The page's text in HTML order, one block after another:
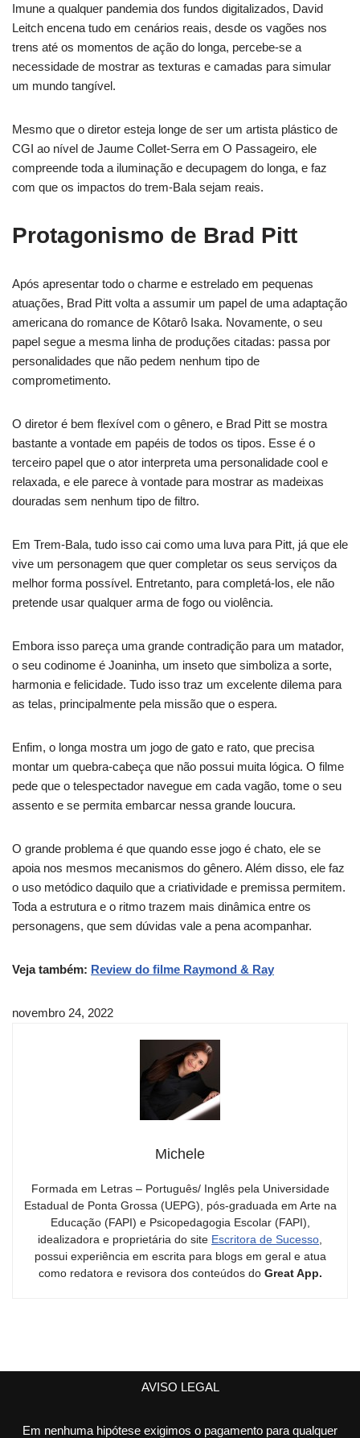
Imune a qualquer pandemia dos fundos digitalizados, David
Leitch encena tudo em cenários reais, desde os vagões nos
trens até os momentos de ação do longa, percebe-se a
necessidade de mostrar as texturas e camadas para simular
um mundo tangível.
Mesmo que o diretor esteja longe de ser um artista plástico de
CGI ao nível de Jaume Collet-Serra em O Passageiro, ele
compreende toda a iluminação e decupagem do longa, e faz
com que os impactos do trem-Bala sejam reais.
Protagonismo de Brad Pitt
Após apresentar todo o charme e estrelado em pequenas
atuações, Brad Pitt volta a assumir um papel de uma adaptação
americana do romance de Kôtarô Isaka. Novamente, o seu
papel segue a mesma linha de produções citadas: passa por
personalidades que não pedem nenhum tipo de
comprometimento.
O diretor é bem flexível com o gênero, e Brad Pitt se mostra
bastante a vontade em papéis de todos os tipos. Esse é o
terceiro papel que o ator interpreta uma personalidade cool e
relaxada, e ele parece à vontade para mostrar as madeixas
douradas sem nenhum tipo de filtro.
Em Trem-Bala, tudo isso cai como uma luva para Pitt, já que ele
vive um personagem que quer completar os seus serviços da
melhor forma possível. Entretanto, para completá-los, ele não
pretende usar qualquer arma de fogo ou violência.
Embora isso pareça uma grande contradição para um matador,
o seu codinome é Joaninha, um inseto que simboliza a sorte,
harmonia e felicidade. Tudo isso traz um excelente dilema para
as telas, principalmente pela missão que o espera.
Enfim, o longa mostra um jogo de gato e rato, que precisa
montar um quebra-cabeça que não possui muita lógica. O filme
pede que o telespectador navegue em cada vagão, tome o seu
assento e se permita embarcar nessa grande loucura.
O grande problema é que quando esse jogo é chato, ele se
apoia nos mesmos mecanismos do gênero. Além disso, ele faz
o uso metódico daquilo que a criatividade e premissa permitem.
Toda a estrutura e o ritmo trazem mais dinâmica entre os
personagens, que sem dúvidas vale a pena acompanhar.
Veja também: Review do filme Raymond & Ray
novembro 24, 2022
Michele
Formada em Letras – Português/ Inglês pela Universidade
Estadual de Ponta Grossa (UEPG), pós-graduada em Arte na
Educação (FAPI) e Psicopedagogia Escolar (FAPI),
idealizadora e proprietária do site Escritora de Sucesso
possui experiência em escrita para blogs em geral e atua
como redatora e revisora dos conteúdos do Great App.
AVISO LEGAL
Em nenhuma hipótese exigimos o pagamento para qualquer